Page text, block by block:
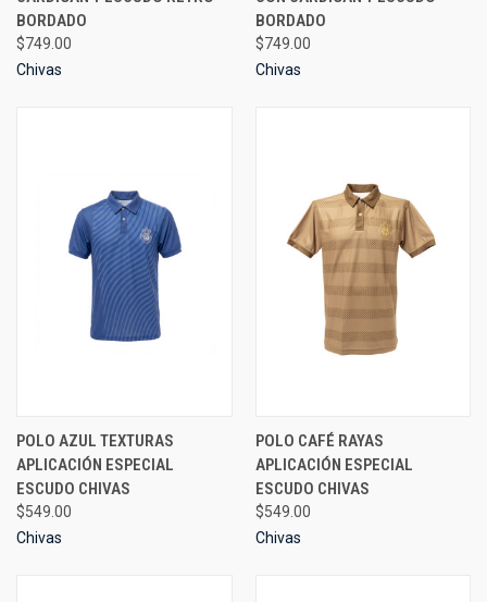
BORDADO
$749.00
Chivas
BORDADO
$749.00
Chivas
POLO AZUL TEXTURAS
APLICACIÓN ESPECIAL
ESCUDO CHIVAS
$549.00
Chivas
POLO CAFÉ RAYAS
APLICACIÓN ESPECIAL
ESCUDO CHIVAS
$549.00
Chivas